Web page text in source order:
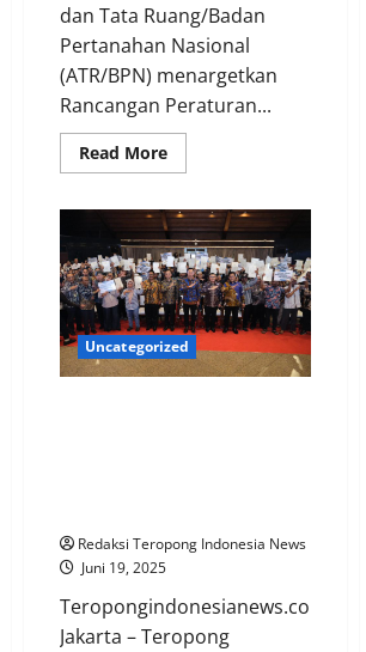
dan Tata Ruang/Badan
Pertanahan Nasional
(ATR/BPN) menargetkan
Rancangan Peraturan...
Read MoreRead
more
Renstra
2025-
2029
Ditargetkan
Rampung
Juli,
Sekjen
Kementerian
ATR/BPN
Minta
Uncategorized
Redaksi Teropong Indonesia News
Juni 19, 2025
Teropongindonesianews.com
Jakarta – Teropong